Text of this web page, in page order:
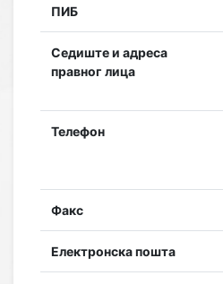
ПИБ
Седиште и адреса
правног лица
Телефон
Факс
Електронска пошта